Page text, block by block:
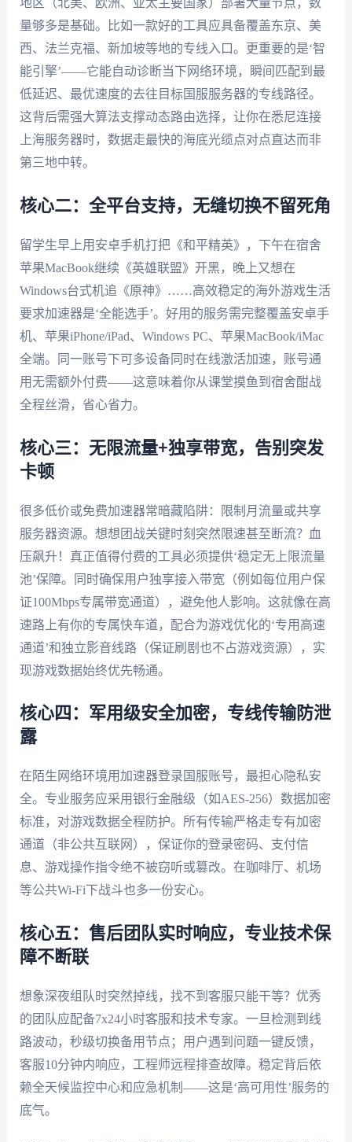
地区（北美、欧洲、亚太主要国家）部署大量节点，数
量够多是基础。比如一款好的工具应具备覆盖东京、美
西、法兰克福、新加坡等地的专线入口。更重要的是‘智
能引擎’——它能自动诊断当下网络环境，瞬间匹配到最
低延迟、最优速度的去往目标国服服务器的专线路径。
这背后需强大算法支撑动态路由选择，让你在悉尼连接
上海服务器时，数据走最快的海底光缆点对点直达而非
第三地中转。
核心二：全平台支持，无缝切换不留死角
留学生早上用安卓手机打把《和平精英》，下午在宿舍
苹果MacBook继续《英雄联盟》开黑，晚上又想在
Windows台式机追《原神》……高效稳定的海外游戏生活
要求加速器是‘全能选手’。好用的服务需完整覆盖安卓手
机、苹果iPhone/iPad、Windows PC、苹果MacBook/iMac
全端。同一账号下可多设备同时在线激活加速，账号通
用无需额外付费——这意味着你从课堂摸鱼到宿舍酣战
全程丝滑，省心省力。
核心三：无限流量+独享带宽，告别突发
卡顿
很多低价或免费加速器常暗藏陷阱：限制月流量或共享
服务器资源。想想团战关键时刻突然限速甚至断流？血
压飙升！真正值得付费的工具必须提供‘稳定无上限流量
池’保障。同时确保用户独享接入带宽（例如每位用户保
证100Mbps专属带宽通道），避免他人影响。这就像在高
速路上有你的专属快车道，配合为游戏优化的‘专用高速
通道’和独立影音线路（保证刷剧也不占游戏资源），实
现游戏数据始终优先畅通。
核心四：军用级安全加密，专线传输防泄
露
在陌生网络环境用加速器登录国服账号，最担心隐私安
全。专业服务应采用银行金融级（如AES-256）数据加密
标准，对游戏数据全程防护。所有传输严格走专有加密
通道（非公共互联网），保证你的登录密码、支付信
息、游戏操作指令绝不被窃听或篡改。在咖啡厅、机场
等公共Wi-Fi下战斗也多一份安心。
核心五：售后团队实时响应，专业技术保
障不断联
想象深夜组队时突然掉线，找不到客服只能干等？优秀
的团队应配备7x24小时客服和技术专家。一旦检测到线
路波动，秒级切换备用节点；用户遇到问题一键反馈，
客服10分钟内响应，工程师远程排查故障。稳定背后依
赖全天候监控中心和应急机制——这是‘高可用性’服务的
底气。